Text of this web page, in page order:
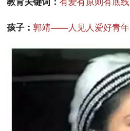
孩子：郭靖——人见人爱好青年